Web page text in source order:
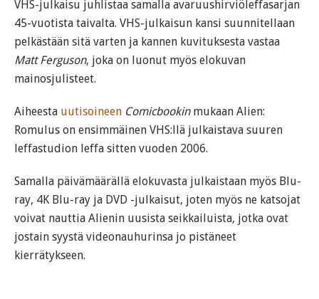
VHS-julkaisu juhlistaa samalla avaruushirviöleffasarjan
45-vuotista taivalta. VHS-julkaisun kansi suunnitellaan
pelkästään sitä varten ja kannen kuvituksesta vastaa
Matt Ferguson, joka on luonut myös elokuvan
mainosjulisteet.
Aiheesta uutisoineen Comicbookinmukaan Alien:
Romulus on ensimmäinen VHS:llä julkaistava suuren
leffastudion leffa sitten vuoden 2006.
Samalla päivämäärällä elokuvasta julkaistaan myös Blu-
ray, 4K Blu-ray ja DVD -julkaisut, joten myös ne katsojat
voivat nauttia Alienin uusista seikkailuista, jotka ovat
jostain syystä videonauhurinsa jo pistäneet
kierrätykseen.